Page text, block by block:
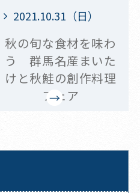
2021.10.31（日）
秋の旬な食材を味わ
う 群馬名産まいた
けと秋鮭の創作料理
フェア